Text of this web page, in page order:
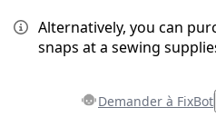
Alternatively, you can
snaps at a sewing
Demander à FixBot